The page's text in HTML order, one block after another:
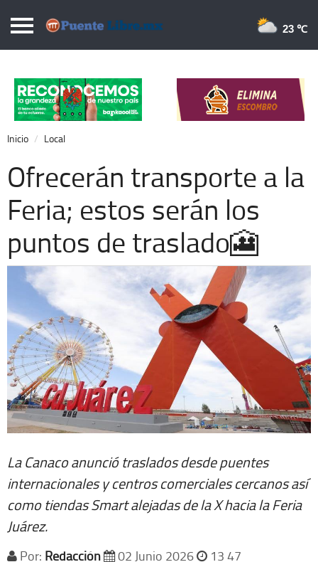
Puentelibre.mx
Local
Nacional
Opinión
Cronos
Economía
Espectáculos
Deportes
Extra +
23 ℃
Inicio Local
Ofrecerán transporte a la
Feria; estos serán los
puntos de traslado🎦
La Canaco anunció traslados desde puentes
internacionales y centros comerciales cercanos así
como tiendas Smart alejadas de la X hacia la Feria
Juárez.
Por: Redacción 02 Junio 2026 13 47